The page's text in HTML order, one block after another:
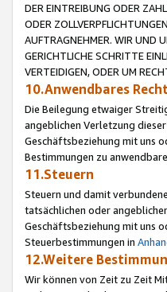
DER EINTREIBUNG ODER
ODER
AUFTRAGNEHMER. WIR UND
GERICHTLICHE SCHRITTE
VERTEIDIGEN, ODER UM
10.Anwendbares
Die Beilegung etwaiger
angeblichen Verletzung
Geschäftsbeziehung mit uns
Bestimmungen zu
11.Steuern
Steuern und damit
tatsächlichen oder
Geschäftsbeziehung mit uns
Steuerbestimmungen in
12.Weitere
Wir können von Zeit zu Zeit